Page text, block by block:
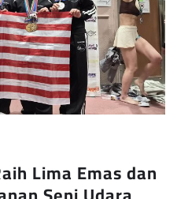
Lima Emas dan